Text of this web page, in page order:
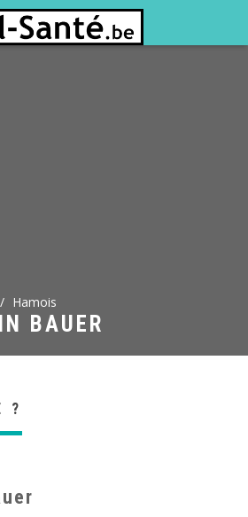
Hamois
BAUER
?